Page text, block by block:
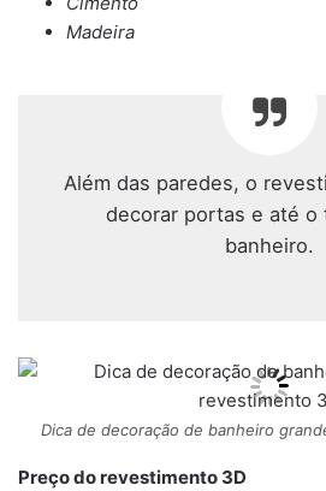
Madeira
Além das paredes, o
decorar portas e até o
banheiro.
Dica de decoração de banheiro
Preço do revestimento 3D